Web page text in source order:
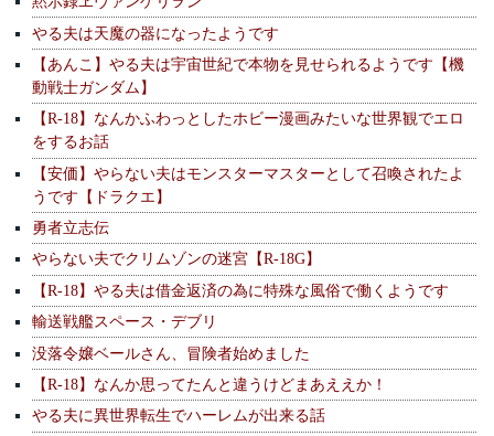
やる夫は天魔の器になったようです
【あんこ】やる夫は宇宙世紀で本物を見せられるようです【機
動戦士ガンダム】
【R-18】なんかふわっとしたホビー漫画みたいな世界観でエロ
をするお話
【安価】やらない夫はモンスターマスターとして召喚されたよ
うです【ドラクエ】
勇者立志伝
やらない夫でクリムゾンの迷宮【R-18G】
【R-18】やる夫は借金返済の為に特殊な風俗で働くようです
輸送戦艦スペース・デブリ
没落令嬢ベールさん、冒険者始めました
【R-18】なんか思ってたんと違うけどまあええか！
やる夫に異世界転生でハーレムが出来る話